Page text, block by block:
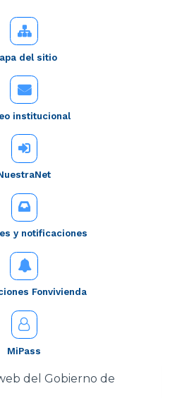
del sitio
institucional
y notificaciones
Fonvivienda
MiPass
del Gobierno de